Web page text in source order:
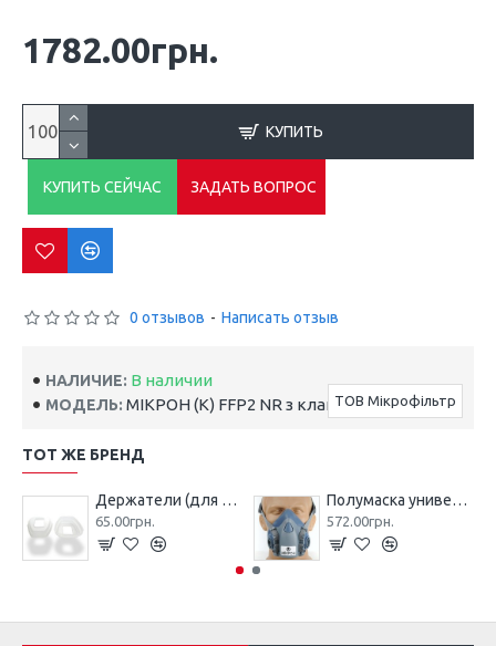
НАЛИЧИЕ: В наличии
МОДЕЛЬ: МІКРОН (К) FFP2 NR з клапаномТОВ Мікрофільтр
0 отзывов - Написать отзыв
1782.00грн.
КУПИТЬ
КУПИТЬ СЕЙЧАС ЗАДАТЬ ВОПРОС
ТОТ ЖЕ БРЕНД
Держатели (для фильтров ФГМ)
65.00грн.
Полумаска универсальная МИКРОН НМ
572.00грн.